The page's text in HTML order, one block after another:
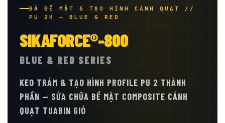
BẢ BỀ MẶT & TẠO HÌNH CÁNH QUẠT //
PU 2K — BLUE & RED
SIKAFORCE®-800
BLUE & RED SERIES
KEO TRÁM & TẠO HÌNH PROFILE PU 2 THÀNH
PHẦN — SỬA CHỮA BỀ MẶT COMPOSITE CÁNH
QUẠT TUABIN GIÓ